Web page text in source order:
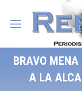
BRAVO
A LA